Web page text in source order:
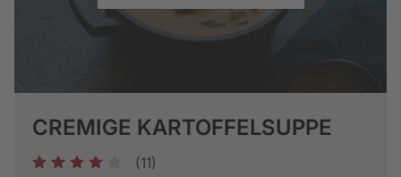
CREMIGE KARTOFFELSUPPE
1 2 3 4 (11)